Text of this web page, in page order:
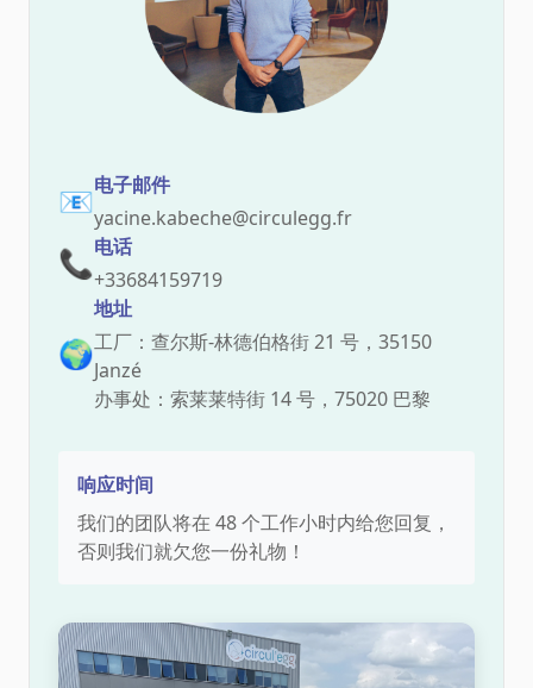
📧电子邮件
yacine.kabeche@circulegg.fr
📞电话
+33684159719
🌍
地址
工厂：查尔斯-林德伯格街 21 号，35150
Janzé
办事处：索莱莱特街 14 号，75020 巴黎
响应时间
我们的团队将在 48 个工作小时内给您回复，
否则我们就欠您一份礼物！